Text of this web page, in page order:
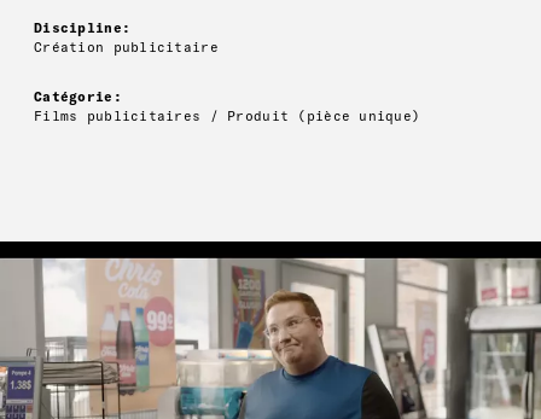
Discipline:
Création publicitaire
Catégorie:
Films publicitaires / Produit (pièce unique)